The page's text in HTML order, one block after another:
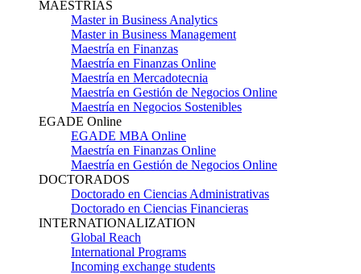
MAESTRÍAS
Master in Business Analytics
Master in Business Management
Maestría en Finanzas
Maestría en Finanzas Online
Maestría en Mercadotecnia
Maestría en Gestión de Negocios Online
Maestría en Negocios Sostenibles
EGADE Online
EGADE MBA Online
Maestría en Finanzas Online
Maestría en Gestión de Negocios Online
DOCTORADOS
Doctorado en Ciencias Administrativas
Doctorado en Ciencias Financieras
INTERNATIONALIZATION
Global Reach
International Programs
Incoming exchange students